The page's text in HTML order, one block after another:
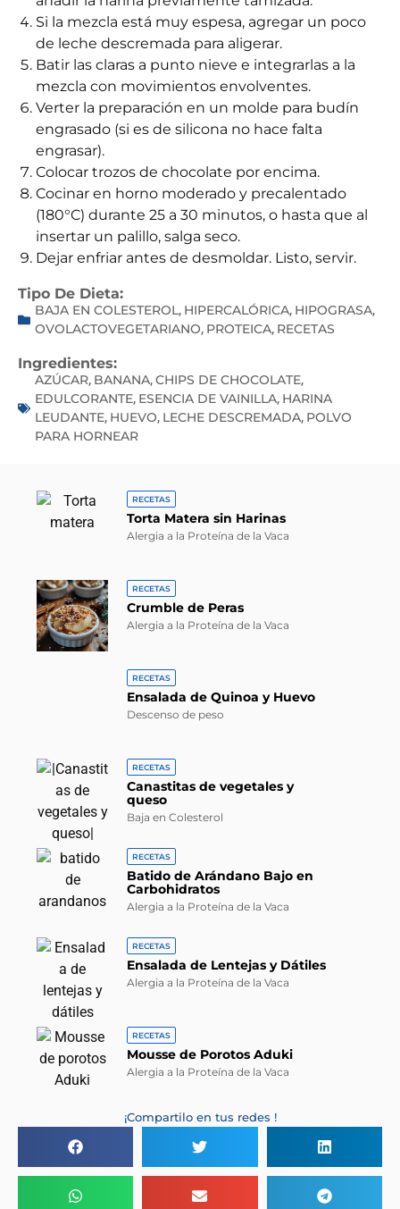
Si la mezcla está muy espesa, agregar un poco
de leche descremada para aligerar.
Batir las claras a punto nieve e integrarlas a la
mezcla con movimientos envolventes.
Verter la preparación en un molde para budín
engrasado (si es de silicona no hace falta
engrasar).
Colocar trozos de chocolate por encima.
Cocinar en horno moderado y precalentado
(180°C) durante 25 a 30 minutos, o hasta que al
insertar un palillo, salga seco.
Dejar enfriar antes de desmoldar. Listo, servir.
Tipo De Dieta:
BAJA EN COLESTEROL, HIPERCALÓRICA, HIPOGRASA,
OVOLACTOVEGETARIANO, PROTEICA, RECETAS
Ingredientes:
AZÚCAR, BANANA,CHIPS DE CHOCOLATE,
EDULCORANTE, ESENCIA DE VAINILLA, HARINA
LEUDANTE, HUEVO, LECHE DESCREMADA, POLVO
PARA HORNEAR
RECETAS
Torta Matera sin Harinas
Alergia a la Proteína de la Vaca
RECETAS
Crumble de Peras
Alergia a la Proteína de la Vaca
RECETAS
Ensalada de Quinoa y Huevo
Descenso de peso
RECETAS
Canastitas de vegetales y
queso
Baja en Colesterol
RECETAS
Batido de Arándano Bajo en
Carbohidratos
Alergia a la Proteína de la Vaca
RECETAS
Ensalada de Lentejas y Dátiles
Alergia a la Proteína de la Vaca
RECETAS
Mousse de Porotos Aduki
Alergia a la Proteína de la Vaca
¡Compartilo en tus redes !